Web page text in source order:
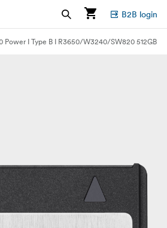
B2B login
Power I Type B I R3650/W3240/SW820 512GB